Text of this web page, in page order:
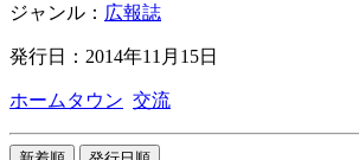
ジャンル： 広報誌
発行日：2014年11月15日
ホームタウン 交流